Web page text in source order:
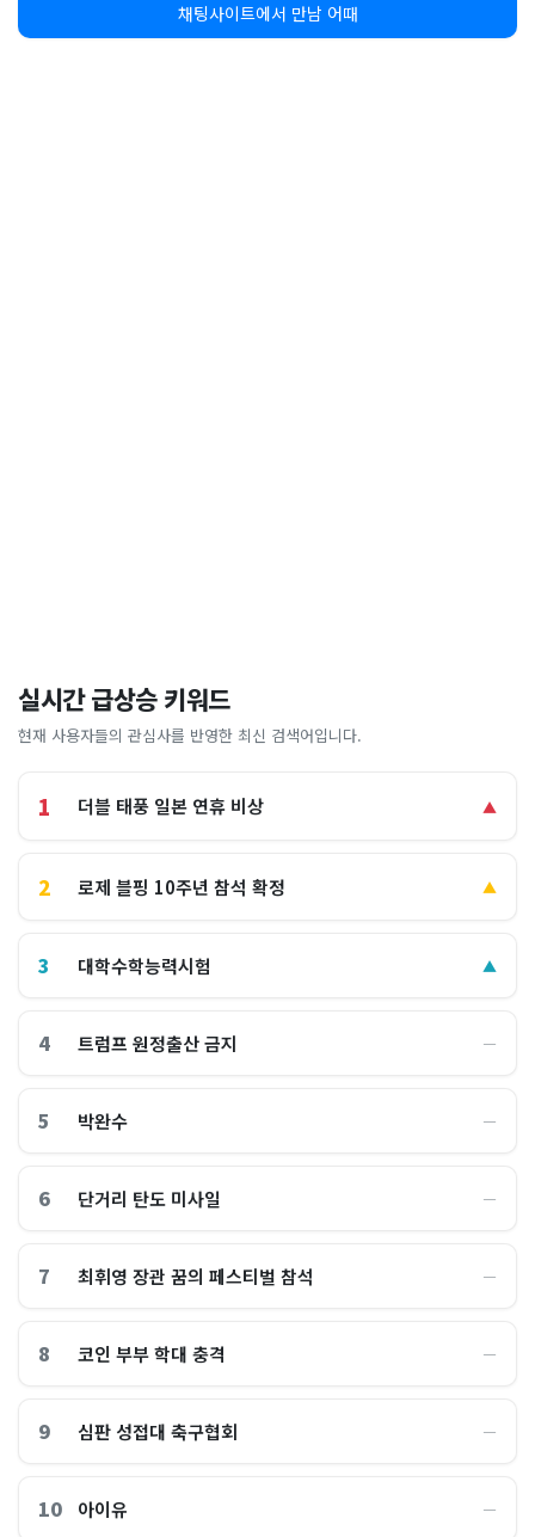
채팅사이트에서 만남 어때
실시간 급상승 키워드
현재 사용자들의 관심사를 반영한 최신 검색어입니다.
1 더블 태풍 일본 연휴 비상 ▲
2 로제 블핑 10주년 참석 확정 ▲
3 대학수학능력시험 ▲
4 트럼프 원정출산 금지 ―
5 박완수 ―
6 단거리 탄도 미사일 ―
7 최휘영 장관 꿈의 페스티벌 참석 ―
8 코인 부부 학대 충격 ―
9 심판 성접대 축구협회 ―
10 아이유 ―